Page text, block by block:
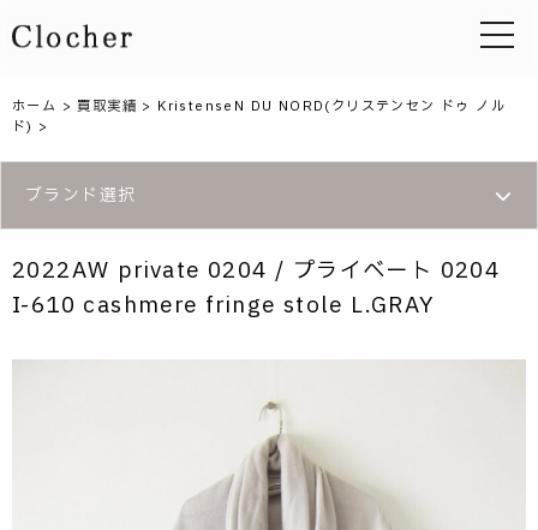
toggle
ホーム >買取実績 > KristenseN DU NORD(クリステンセン ドゥ ノル
ド) >
ブランド選択
2022AW private 0204 / プライベート 0204
I-610 cashmere fringe stole L.GRAY